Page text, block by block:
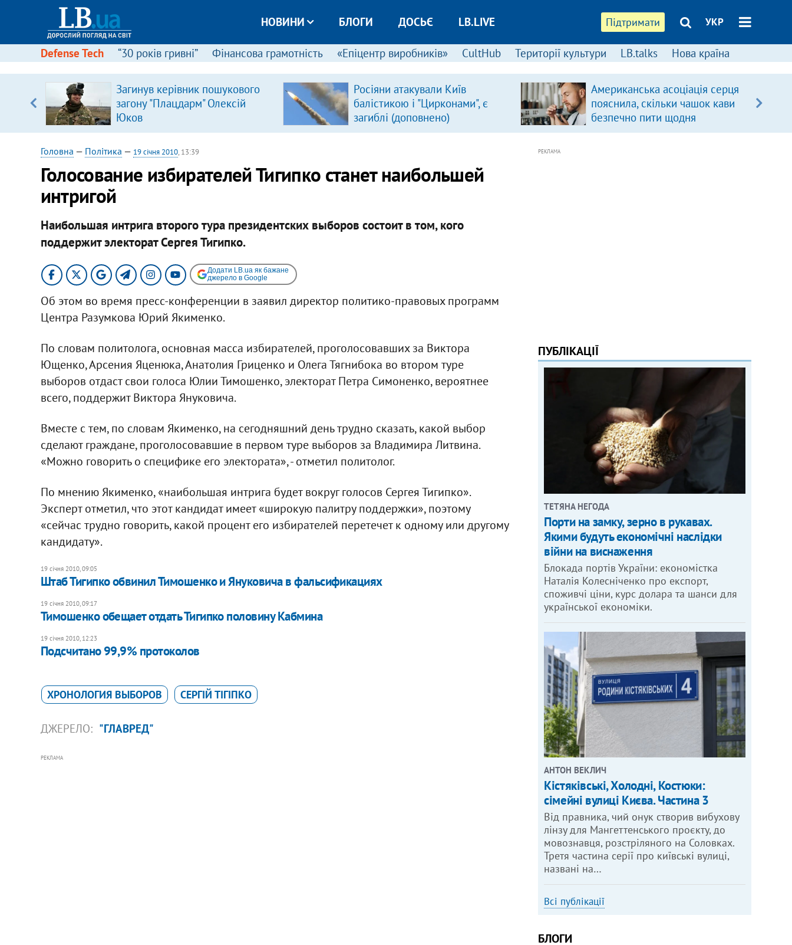
Підтримати УКР
НОВИНИ БЛОГИ ДОСЬЄ LB.LIVE
Defense Tech “30 років гривні” Фінансова грамотність «Епіцентр виробників» CultHub Території культури LB.talks Нова країна
Загинув керівник пошукового
загону "Плацдарм" Олексій
Юков
Росіяни атакували Київ
балістикою і "Цирконами", є
загиблі (доповнено)
Американська асоціація серця
пояснила, скільки чашок кави
безпечно пити щодня
Головна — Політика — 19 січня 2010, 13:39
Голосование избирателей Тигипко станет наибольшей
интригой
Наибольшая интрига второго тура президентских выборов состоит в том, кого
поддержит электорат Сергея Тигипко.
Додати LB.ua як бажане
джерело в Google
Об этом во время пресс-конференции в заявил директор политико-правовых программ
Центра Разумкова Юрий Якименко.
По словам политолога, основная масса избирателей, проголосовавших за Виктора
Ющенко, Арсения Яценюка, Анатолия Гриценко и Олега Тягнибока во втором туре
выборов отдаст свои голоса Юлии Тимошенко, электорат Петра Симоненко, вероятнее
всего, поддержит Виктора Януковича.
Вместе с тем, по словам Якименко, на сегодняшний день трудно сказать, какой выбор
сделают граждане, проголосовавшие в первом туре выборов за Владимира Литвина.
«Можно говорить о специфике его электората», - отметил политолог.
По мнению Якименко, «наибольшая интрига будет вокруг голосов Сергея Тигипко».
Эксперт отметил, что этот кандидат имеет «широкую палитру поддержки», поэтому
«сейчас трудно говорить, какой процент его избирателей перетечет к одному или другому
кандидату».
19 січня 2010, 09:05
Штаб Тигипко обвинил Тимошенко и Януковича в фальсификациях
19 січня 2010, 09:17
Тимошенко обещает отдать Тигипко половину Кабмина
19 січня 2010, 12:23
Подсчитано 99,9% протоколов
ХРОНОЛОГИЯ ВЫБОРОВ СЕРГІЙ ТІГІПКО
ДЖЕРЕЛО: "ГЛАВРЕД"
РЕКЛАМА
РЕКЛАМА
ПУБЛІКАЦІЇ
ТЕТЯНА НЕГОДА
Порти на замку, зерно в рукавах.
Якими будуть економічні наслідки
війни на виснаження
Блокада портів України: економістка
Наталія Колесніченко про експорт,
споживчі ціни, курс долара та шанси для
української економіки.
АНТОН ВЕКЛИЧ
Кістяківські, Холодні, Костюки:
сімейні вулиці Києва. Частина 3
Від правника, чий онук створив вибухову
лінзу для Мангеттенського проєкту, до
мовознавця, розстріляного на Соловках.
Третя частина серії про київські вулиці,
названі на…
Всі публікації
БЛОГИ